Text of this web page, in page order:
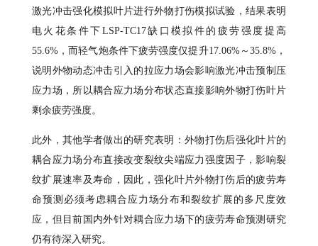
激光冲击强化模拟叶片进行外物打伤模拟试验，结果表明
电火花条件下LSP-TC17缺口模拟件的疲劳强度提高
55.6%，而轻气炮条件下疲劳强度仅提升17.06%～35.8%，
说明外物动态冲击引入的拉应力场会影响激光冲击预制压
应力场，所以耦合应力场分布状态直接影响外物打伤叶片
剩余疲劳强度。
此外，其他学者做出的研究表明：外物打伤后强化叶片的
耦合应力场分布直接改变裂纹尖端应力强度因子，影响裂
纹扩展速率及寿命，因此，强化叶片外物打伤后的疲劳寿
命预测必须考虑耦合应力场分布和裂纹扩展的多尺度效
应，但目前国内外针对耦合应力场下的疲劳寿命预测研究
仍有待深入研究。